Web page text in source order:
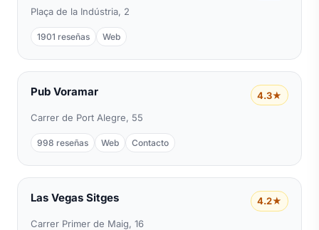
Plaça de la Indústria, 2
1901 reseñas Web
Pub Voramar
4.3★
Carrer de Port Alegre, 55
998 reseñas Web Contacto
Las Vegas Sitges
4.2★
Carrer Primer de Maig, 16